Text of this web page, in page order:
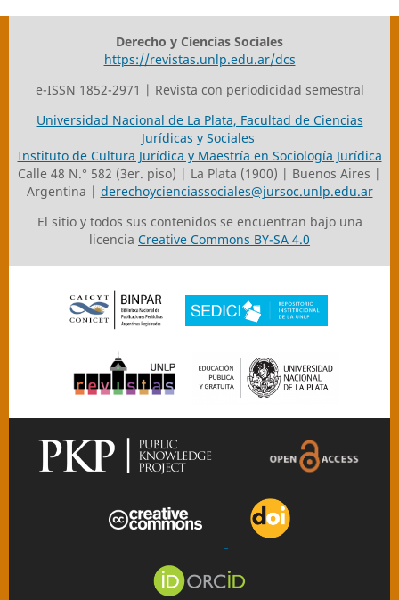
Derecho y Ciencias Sociales
https://revistas.unlp.edu.ar/dcs
e-ISSN 1852-2971 | Revista con periodicidad semestral
Universidad Nacional de La Plata, Facultad de Ciencias
Jurídicas y Sociales
Instituto de Cultura Jurídica y Maestría en Sociología Jurídica
Calle 48 N.° 582 (3er. piso) | La Plata (1900) | Buenos Aires |
Argentina | derechoycienciassociales@jursoc.unlp.edu.ar
El sitio y todos sus contenidos se encuentran bajo una
licencia Creative Commons BY-SA 4.0